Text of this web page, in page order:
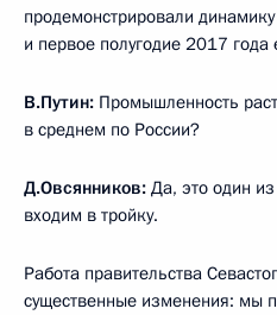
продемонстрировали
и первое полугодие 2017 года
В.Путин: Промышленность
в среднем по России?
Д.Овсянников: Да, это один
входим в тройку.
Работа правительства
существенные изменения: мы